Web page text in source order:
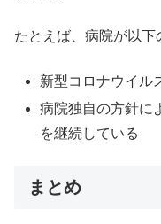
たとえば、病院が以下
新型コロナウイル
病院独自の方針に
を継続している
まとめ